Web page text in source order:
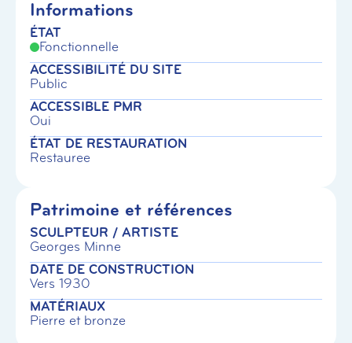
Informations
ÉTAT
Fonctionnelle
ACCESSIBILITÉ DU SITE
Public
ACCESSIBLE PMR
Oui
ÉTAT DE RESTAURATION
Restauree
Patrimoine et références
SCULPTEUR / ARTISTE
Georges Minne
DATE DE CONSTRUCTION
Vers 1930
MATÉRIAUX
Pierre et bronze